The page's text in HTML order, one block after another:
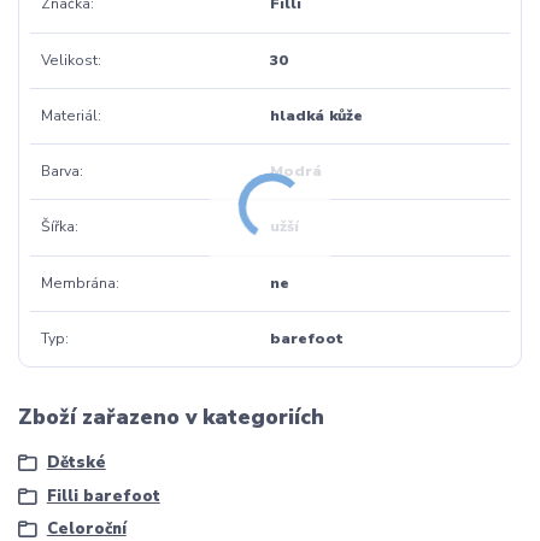
Značka Filli
Velikost 30
Materiál hladká kůže
Barva Modrá
Šířka užší
Membrána ne
Typ barefoot
Zboží zařazeno v kategoriích
Dětské
Filli barefoot
Celoroční